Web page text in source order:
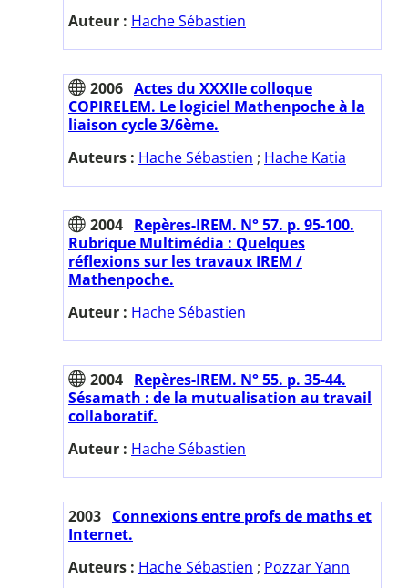
Auteur : Hache Sébastien
2006 Actes du XXXIIe colloque
COPIRELEM. Le logiciel Mathenpoche à la
liaison cycle 3/6ème.
Auteurs : Hache Sébastien ; Hache Katia
2004 Repères-IREM. N° 57. p. 95-100.
Rubrique Multimédia : Quelques
réflexions sur les travaux IREM /
Mathenpoche.
Auteur : Hache Sébastien
2004 Repères-IREM. N° 55. p. 35-44.
Sésamath : de la mutualisation au travail
collaboratif.
Auteur : Hache Sébastien
2003 Connexions entre profs de maths et
Internet.
Auteurs : Hache Sébastien ; Pozzar Yann